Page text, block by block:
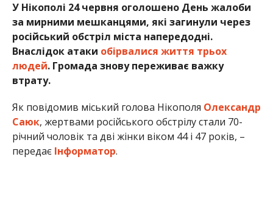
У Нікополі 24 червня оголошено День жалоби
за мирними мешканцями, які загинули через
російський обстріл міста напередодні.
Внаслідок атаки обірвалися життя трьох
людей. Громада знову переживає важку
втрату.
Як повідомив міський голова Нікополя Олександр
Саюк, жертвами російського обстрілу стали 70-
річний чоловік та дві жінки віком 44 і 47 років, –
передає Інформатор.